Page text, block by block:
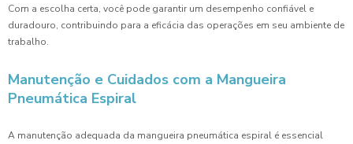
Com a escolha certa, você pode garantir um desempenho confiável e
duradouro, contribuindo para a eficácia das operações em seu ambiente de
trabalho.
Manutenção e Cuidados com a Mangueira
Pneumática Espiral
A manutenção adequada da mangueira pneumática espiral é essencial